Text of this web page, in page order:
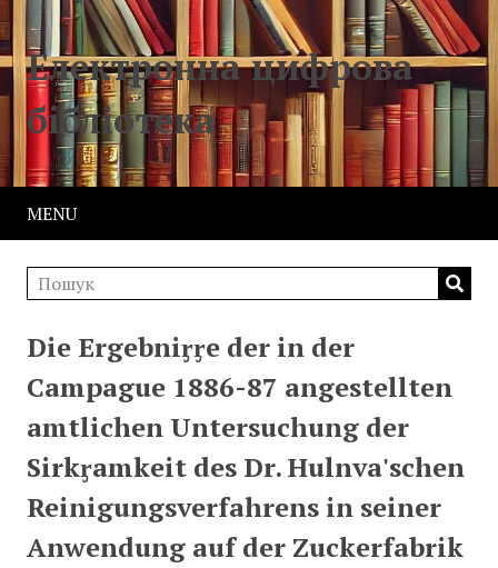
Електронна цифрова
бібліотека
MENU
Die Ergebniᶉᶉe der in der
Campague 1886-87 angestellten
amtlichen Untersuchung der
Sirkᶉamkeit des Dr. Hulnva'schen
Reinigungsverfahrens in seiner
Anwendung auf der Zuckerfabrik